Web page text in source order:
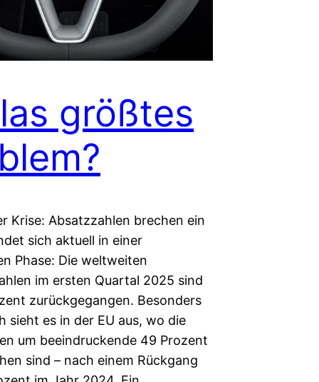
größtes
Krise: Absatzzahlen brechen ein
sich aktuell in einer
Phase: Die weltweiten
im ersten Quartal 2025 sind
zurückgegangen. Besonders
sieht es in der EU aus, wo die
um beeindruckende 49 Prozent
sind – nach einem Rückgang